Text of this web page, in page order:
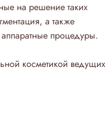
на решение таких
а также
процедуры.
косметикой ведущих